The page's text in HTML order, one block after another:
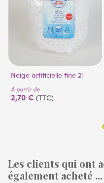
Neige artificielle fine 2l
À partir de
2,70 € (TTC)
Les clients qui ont
également acheté ...